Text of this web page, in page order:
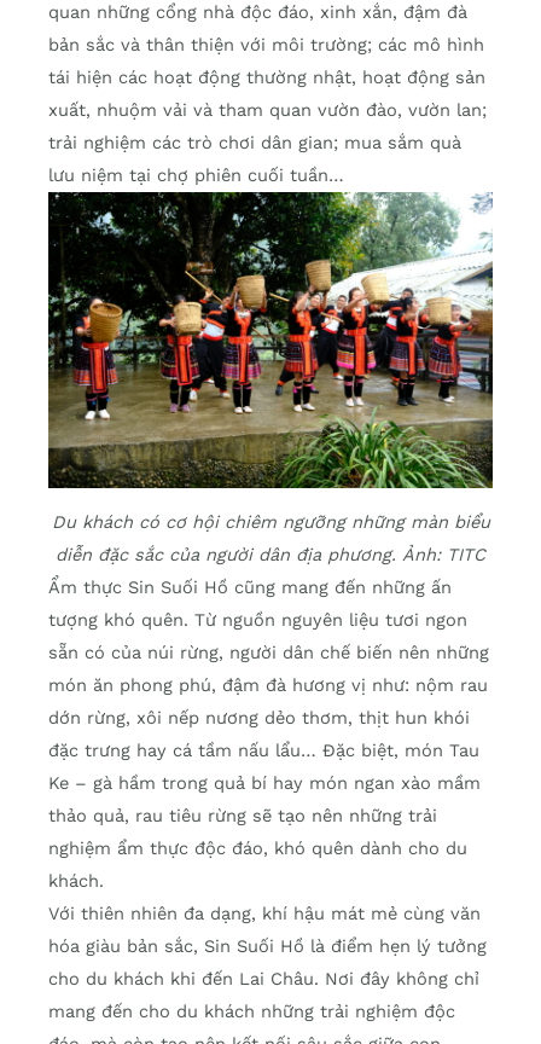
quan những cổng nhà độc đáo, xinh xắn, đậm đà
bản sắc và thân thiện với môi trường; các mô hình
tái hiện các hoạt động thường nhật, hoạt động sản
xuất, nhuộm vải và tham quan vườn đào, vườn lan;
trải nghiệm các trò chơi dân gian; mua sắm quà
lưu niệm tại chợ phiên cuối tuần…
Du khách có cơ hội chiêm ngưỡng những màn biểu
diễn đặc sắc của người dân địa phương. Ảnh: TITC
Ẩm thực Sin Suối Hồ cũng mang đến những ấn
tượng khó quên. Từ nguồn nguyên liệu tươi ngon
sẵn có của núi rừng, người dân chế biến nên những
món ăn phong phú, đậm đà hương vị như: nộm rau
dớn rừng, xôi nếp nương dẻo thơm, thịt hun khói
đặc trưng hay cá tầm nấu lẩu… Đặc biệt, món Tau
Ke – gà hầm trong quả bí hay món ngan xào mầm
thảo quả, rau tiêu rừng sẽ tạo nên những trải
nghiệm ẩm thực độc đáo, khó quên dành cho du
khách.
Với thiên nhiên đa dạng, khí hậu mát mẻ cùng văn
hóa giàu bản sắc, Sin Suối Hồ là điểm hẹn lý tưởng
cho du khách khi đến Lai Châu. Nơi đây không chỉ
mang đến cho du khách những trải nghiệm độc